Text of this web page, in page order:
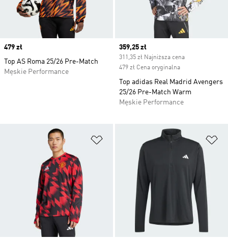
Price
479 zł
Top AS Roma 25/26 Pre-Match
Męskie Performance
Current price
359,25 zł
311,35 zł Najniższa cena
479 zł Cena oryginalna
Top adidas Real Madrid Avengers
25/26 Pre-Match Warm
Męskie Performance
Dodaj do listy życzeń